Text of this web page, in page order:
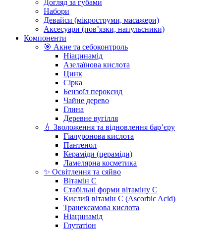
Догляд за губами
Набори
Девайси (мікроструми, масажери)
Аксесуари (повʼязки, напульсники)
Компоненти
🎯 Акне та себоконтроль
Ніацинамід
Азелаїнова кислота
Цинк
Сірка
Бензоїл пероксид
Чайне дерево
Глина
Деревне вугілля
💧 Зволоження та відновлення бар’єру
Гіалуронова кислота
Пантенол
Кераміди (цераміди)
Ламелярна косметика
✨ Освітлення та сяйво
Вітамін С
Стабільні форми вітаміну С
Кислий вітамін С (Ascorbic Acid)
Транексамова кислота
Ніацинамід
Глутатіон